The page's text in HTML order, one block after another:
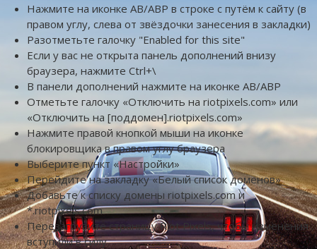
Нажмите на иконке AB/ABP в строке с путём к сайту (в
правом углу, слева от звёздочки занесения в закладки)
Разотметьте галочку "Enabled for this site"
Если у вас не открыта панель дополнений внизу
браузера, нажмите Ctrl+\
В панели дополнений нажмите на иконке AB/ABP
Отметьте галочку «Отключить на riotpixels.com» или
«Отключить на [поддомен].riotpixels.com»
Нажмите правой кнопкой мыши на иконке
блокировщика в правом углу браузера
Выберите пункт «Настройки»
Перейдите на закладку «Белый список доменов»
Добавьте к списку домены riotpixels.com и
*.riotpixels.com
Перезагрузите страницу Riot Pixels, чтобы изменения
вступили в силу